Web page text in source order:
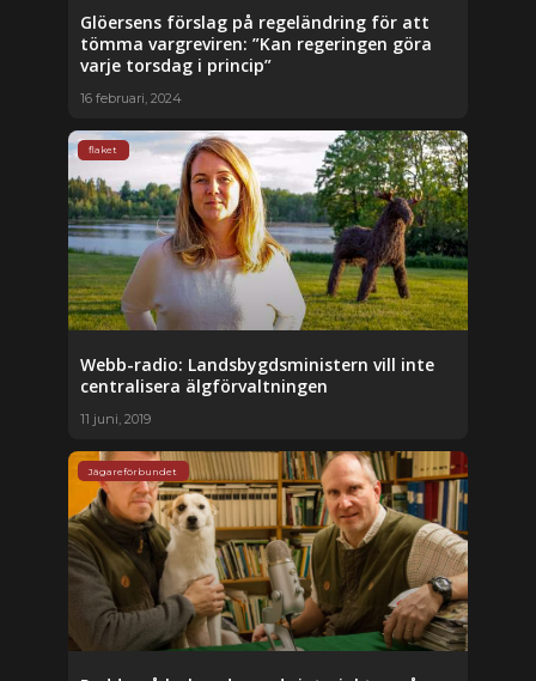
Glöersens förslag på regeländring för att
tömma vargreviren: ”Kan regeringen göra
varje torsdag i princip”
16 februari, 2024
flaket
Webb-radio: Landsbygdsministern vill inte
centralisera älgförvaltningen
11 juni, 2019
Jägareförbundet